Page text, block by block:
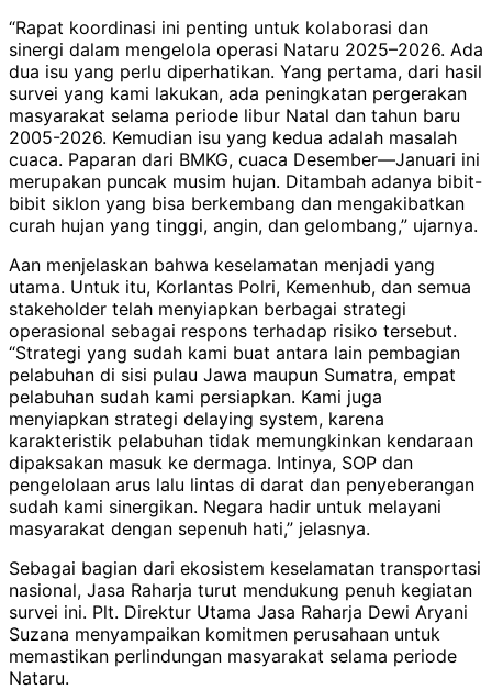
“Rapat koordinasi ini penting untuk kolaborasi dan
sinergi dalam mengelola operasi Nataru 2025–2026. Ada
dua isu yang perlu diperhatikan. Yang pertama, dari hasil
survei yang kami lakukan, ada peningkatan pergerakan
masyarakat selama periode libur Natal dan tahun baru
2005-2026. Kemudian isu yang kedua adalah masalah
cuaca. Paparan dari BMKG, cuaca Desember—Januari ini
merupakan puncak musim hujan. Ditambah adanya bibit-
bibit siklon yang bisa berkembang dan mengakibatkan
curah hujan yang tinggi, angin, dan gelombang,” ujarnya.
Aan menjelaskan bahwa keselamatan menjadi yang
utama. Untuk itu, Korlantas Polri, Kemenhub, dan semua
stakeholder telah menyiapkan berbagai strategi
operasional sebagai respons terhadap risiko tersebut.
“Strategi yang sudah kami buat antara lain pembagian
pelabuhan di sisi pulau Jawa maupun Sumatra, empat
pelabuhan sudah kami persiapkan. Kami juga
menyiapkan strategi delaying system, karena
karakteristik pelabuhan tidak memungkinkan kendaraan
dipaksakan masuk ke dermaga. Intinya, SOP dan
pengelolaan arus lalu lintas di darat dan penyeberangan
sudah kami sinergikan. Negara hadir untuk melayani
masyarakat dengan sepenuh hati,” jelasnya.
Sebagai bagian dari ekosistem keselamatan transportasi
nasional, Jasa Raharja turut mendukung penuh kegiatan
survei ini. Plt. Direktur Utama Jasa Raharja Dewi Aryani
Suzana menyampaikan komitmen perusahaan untuk
memastikan perlindungan masyarakat selama periode
Nataru.